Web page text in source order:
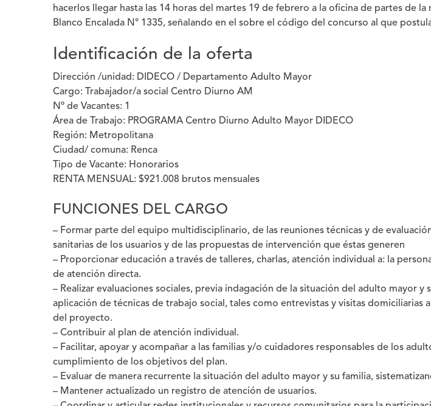
hacerlos llegar hasta las 14 horas del martes 19 de febrero a la oficina de partes de
Blanco Encalada N° 1335, señalando en el sobre el código del concurso al que
Identificación de la oferta
Dirección /unidad: DIDECO / Departamento Adulto Mayor
Cargo: Trabajador/a social Centro Diurno AM
Nº de Vacantes: 1
Área de Trabajo: PROGRAMA Centro Diurno Adulto Mayor DIDECO
Región: Metropolitana
Ciudad/ comuna: Renca
Tipo de Vacante: Honorarios
RENTA MENSUAL: $921.008 brutos mensuales
FUNCIONES DEL CARGO
– Formar parte del equipo multidisciplinario, de las reuniones técnicas y de
sanitarias de los usuarios y de las propuestas de intervención que éstas generen
– Proporcionar educación a través de talleres, charlas, atención individual a: la
de atención directa.
– Realizar evaluaciones sociales, previa indagación de la situación del adulto mayor y
aplicación de técnicas de trabajo social, tales como entrevistas y visitas domiciliarias
del proyecto.
– Contribuir al plan de atención individual.
– Facilitar, apoyar y acompañar a las familias y/o cuidadores responsables de los
cumplimiento de los objetivos del plan.
– Evaluar de manera recurrente la situación del adulto mayor y su familia,
– Mantener actualizado un registro de atención de usuarios.